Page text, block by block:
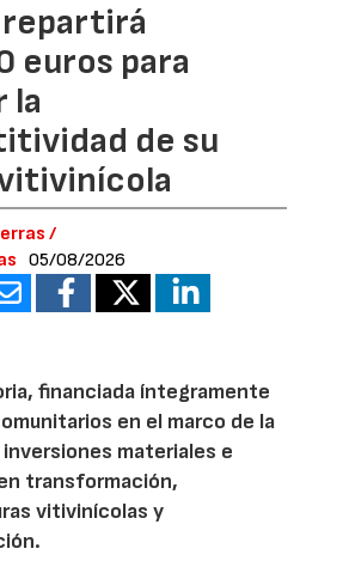
euros para
la
de su
/
05/08/2026
financiada íntegramente
en el marco de la
inversiones materiales e
transformación,
vitivinícolas y